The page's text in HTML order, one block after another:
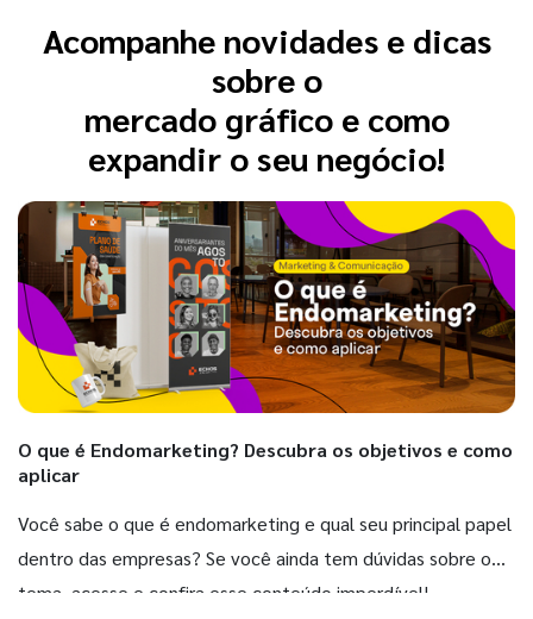
Acompanhe novidades e dicas
sobre o
mercado gráfico e como
expandir o seu negócio!
O que é Endomarketing? Descubra os objetivos e como
aplicar
Você sabe o que é endomarketing e qual seu principal papel
dentro das empresas? Se você ainda tem dúvidas sobre o
tema, acesse e confira esse conteúdo imperdível!